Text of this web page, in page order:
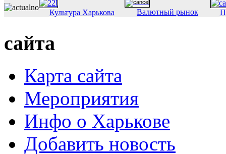
Культура Харькова Валютный рынок
сайта
Карта сайта
Мероприятия
Инфо о Харькове
Добавить новость